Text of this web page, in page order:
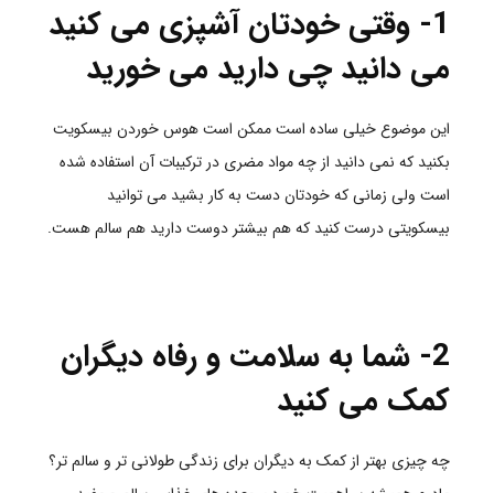
1- وقتی خودتان آشپزی می کنید
می دانید چی دارید می خورید
این موضوع خیلی ساده است ممکن است هوس خوردن بیسکویت
بکنید که نمی دانید از چه مواد مضری در ترکیبات آن استفاده شده
است ولی زمانی که خودتان دست به کار بشید می توانید
بیسکویتی درست کنید که هم بیشتر دوست دارید هم سالم هست.
2- شما به سلامت و رفاه دیگران
کمک می کنید
چه چیزی بهتر از کمک به دیگران برای زندگی طولانی تر و سالم تر؟